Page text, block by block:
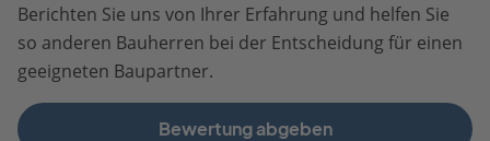
Berichten Sie uns von Ihrer Erfahrung und helfen Sie
so anderen Bauherren bei der Entscheidung für einen
geeigneten Baupartner.
Bewertung abgeben